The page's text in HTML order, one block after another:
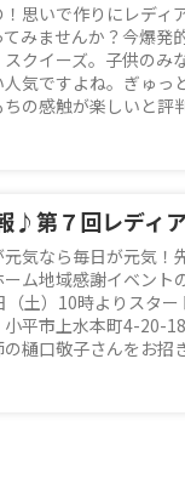
！思いで作りにレディ
てみませんか？今爆発
スクイーズ。子供のみ
人気ですよね。ぎゅっ
ちの感触が楽しいと評
元気なら毎日が元気！
ーム地域感謝イベン
（土）10時よりスタ
平市上水本町4-20-
樋口敬子さんをお招